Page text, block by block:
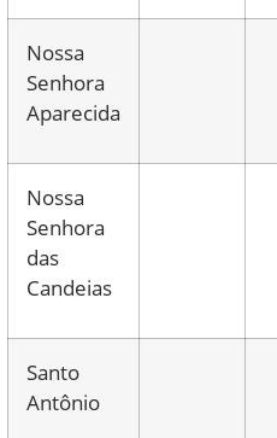
Nossa
Senhora
Aparecida
Nossa
Senhora
das
Candeias
Santo
Antônio